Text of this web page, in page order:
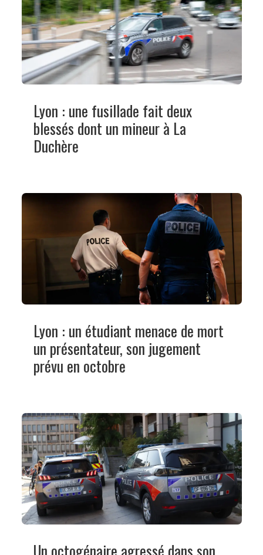
Lyon : une fusillade fait deux
blessés dont un mineur à La
Duchère
Lyon : un étudiant menace de mort
un présentateur, son jugement
prévu en octobre